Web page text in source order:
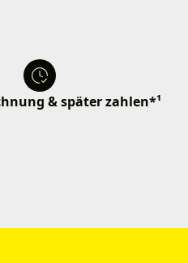
& später zahlen*¹